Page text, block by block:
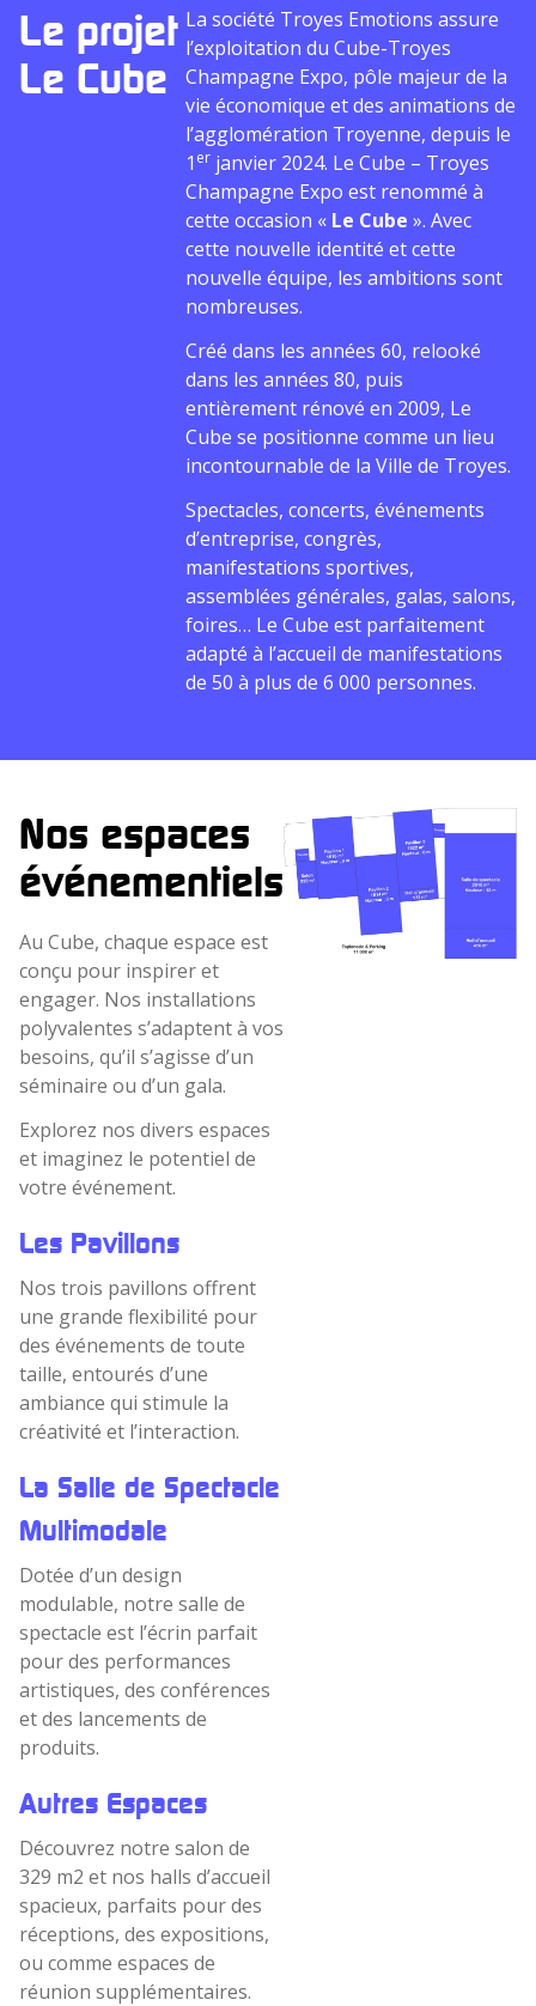
Le projet
Le Cube
La société Troyes Emotions assure
l’exploitation du Cube-Troyes
Champagne Expo, pôle majeur de la
vie économique et des animations de
l’agglomération Troyenne, depuis le
1 erjanvier 2024. Le Cube – Troyes
Champagne Expo est renommé à
cette occasion « Le Cube ». Avec
cette nouvelle identité et cette
nouvelle équipe, les ambitions sont
nombreuses.
Créé dans les années 60, relooké
dans les années 80, puis
entièrement rénové en 2009, Le
Cube se positionne comme un lieu
incontournable de la Ville de Troyes.
Spectacles, concerts, événements
d’entreprise, congrès,
manifestations sportives,
assemblées générales, galas, salons,
foires… Le Cube est parfaitement
adapté à l’accueil de manifestations
de 50 à plus de 6 000 personnes.
Nos espaces
événementiels
Au Cube, chaque espace est
conçu pour inspirer et
engager. Nos installations
polyvalentes s’adaptent à vos
besoins, qu’il s’agisse d’un
séminaire ou d’un gala.
Explorez nos divers espaces
et imaginez le potentiel de
votre événement.
Les Pavillons
Nos trois pavillons offrent
une grande flexibilité pour
des événements de toute
taille, entourés d’une
ambiance qui stimule la
créativité et l’interaction.
La Salle de Spectacle
Multimodale
Dotée d’un design
modulable, notre salle de
spectacle est l’écrin parfait
pour des performances
artistiques, des conférences
et des lancements de
produits.
Autres Espaces
Découvrez notre salon de
329 m2 et nos halls d’accueil
spacieux, parfaits pour des
réceptions, des expositions,
ou comme espaces de
réunion supplémentaires.